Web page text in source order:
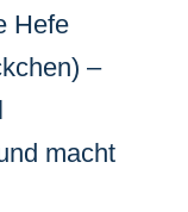
Hefe
–
macht